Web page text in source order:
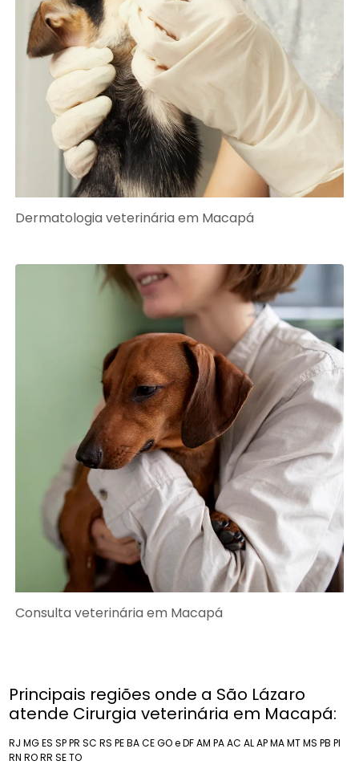
Dermatologia veterinária em Macapá
Consulta veterinária em Macapá
Principais regiões onde a São Lázaro
atende Cirurgia veterinária em Macapá:
RJ MGES SPPR SC RS PEBACEGO e DFAM PAAC ALAPMAMTMS PB PI
RN RORR SETO